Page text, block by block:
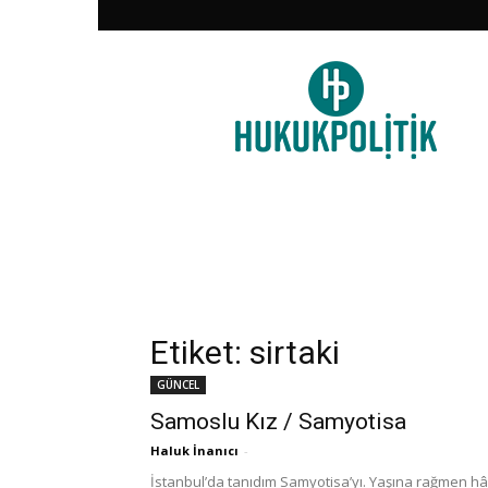
HukukPolitik
Etiket: sirtaki
GÜNCEL
Samoslu Kız / Samyotisa
Haluk İnanıcı -
İstanbul’da tanıdım Samyotisa’yı. Yaşına rağmen